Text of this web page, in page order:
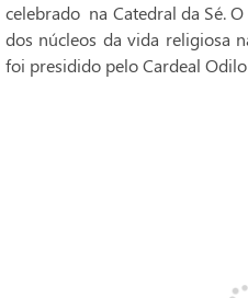
celebrado na Catedral da Sé.
dos núcleos da vida religiosa
foi presidido pelo Cardeal Odilo